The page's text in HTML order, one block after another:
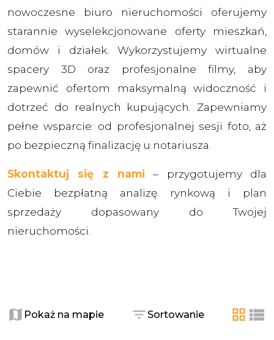
nowoczesne biuro nieruchomości oferujemy
starannie wyselekcjonowane oferty mieszkań,
domów i działek. Wykorzystujemy wirtualne
spacery 3D oraz profesjonalne filmy, aby
zapewnić ofertom maksymalną widoczność i
dotrzeć do realnych kupujących. Zapewniamy
pełne wsparcie: od profesjonalnej sesji foto, aż
po bezpieczną finalizację u notariusza.
Skontaktuj się z nami – przygotujemy dla
Ciebie bezpłatną analizę rynkową i plan
sprzedaży dopasowany do Twojej
nieruchomości.
+
Pokaż na mapie Sortowanie
tabela